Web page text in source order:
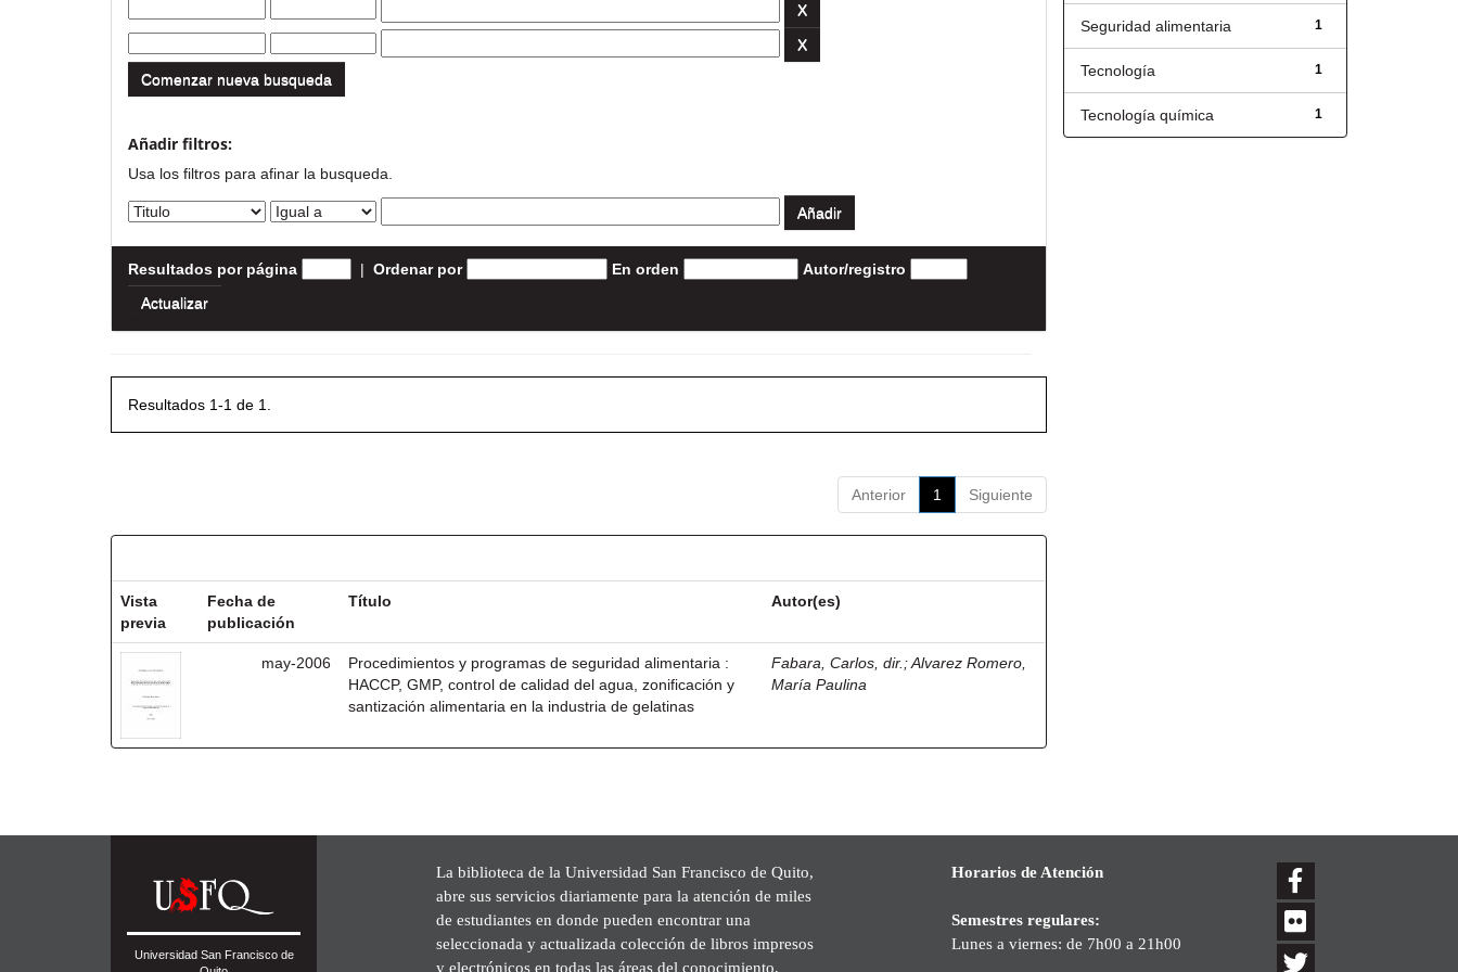
Comenzar nueva busqueda
Añadir filtros:
Usa los filtros para afinar la busqueda.
Resultados por página | Ordenar por En orden Autor/registro
Resultados 1-1 de 1.
Anterior 1 Siguiente
Vista
previa
Fecha de
publicación
Título Autor(es)
may-2006
Procedimientos y programas de seguridad alimentaria :
HACCP, GMP, control de calidad del agua, zonificación y
santización alimentaria en la industria de gelatinas
Fabara, Carlos, dir. ;Alvarez Romero,
María Paulina
1
Seguridad alimentaria
1
Tecnología
1
Tecnología química
Universidad San Francisco de
La biblioteca de la Universidad San Francisco de Quito,
abre sus servicios diariamente para la atención de miles
de estudiantes en donde pueden encontrar una
seleccionada y actualizada colección de libros impresos
y electrónicos en todas las áreas del conocimiento,
Horarios de Atención
Semestres regulares:
Lunes a viernes: de 7h00 a 21h00